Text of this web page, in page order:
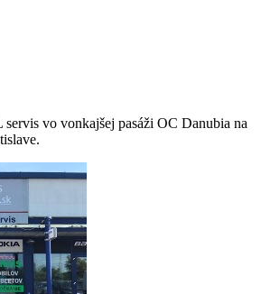
vo vonkajšej pasáži OC Danubia na